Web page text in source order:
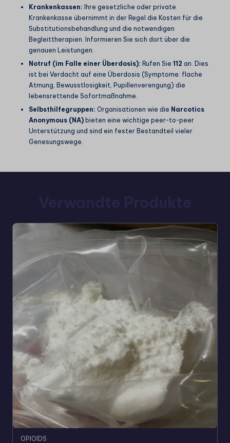
Krankenkassen: Ihre gesetzliche oder private
Krankenkasse übernimmt in der Regel die Kosten für die
Substitutionsbehandlung und die notwendigen
Begleittherapien. Informieren Sie sich dort über die
genauen Leistungen.
Notruf (im Falle einer Überdosis): Rufen Sie 112 an. Dies
ist bei Verdacht auf eine Überdosis (Symptome: flache
Atmung, Bewusstlosigkeit, Pupillenverengung) die
lebensrettende Sofortmaßnahme.
Selbsthilfegruppen: Organisationen wie die Narcotics
Anonymous (NA) bieten eine wichtige peer-to-peer
Unterstützung und sind ein fester Bestandteil vieler
Genesungswege.
OPIOIDS